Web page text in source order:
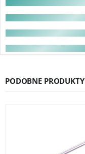
PODOBNE PRODUKTY